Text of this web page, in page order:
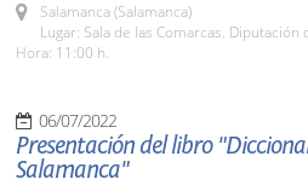
Salamanca (Salamanca)
Lugar: Sala de las Comarcas. Diputación
Hora: 11:00 h.
06/07/2022
Presentación del libro
Salamanca"